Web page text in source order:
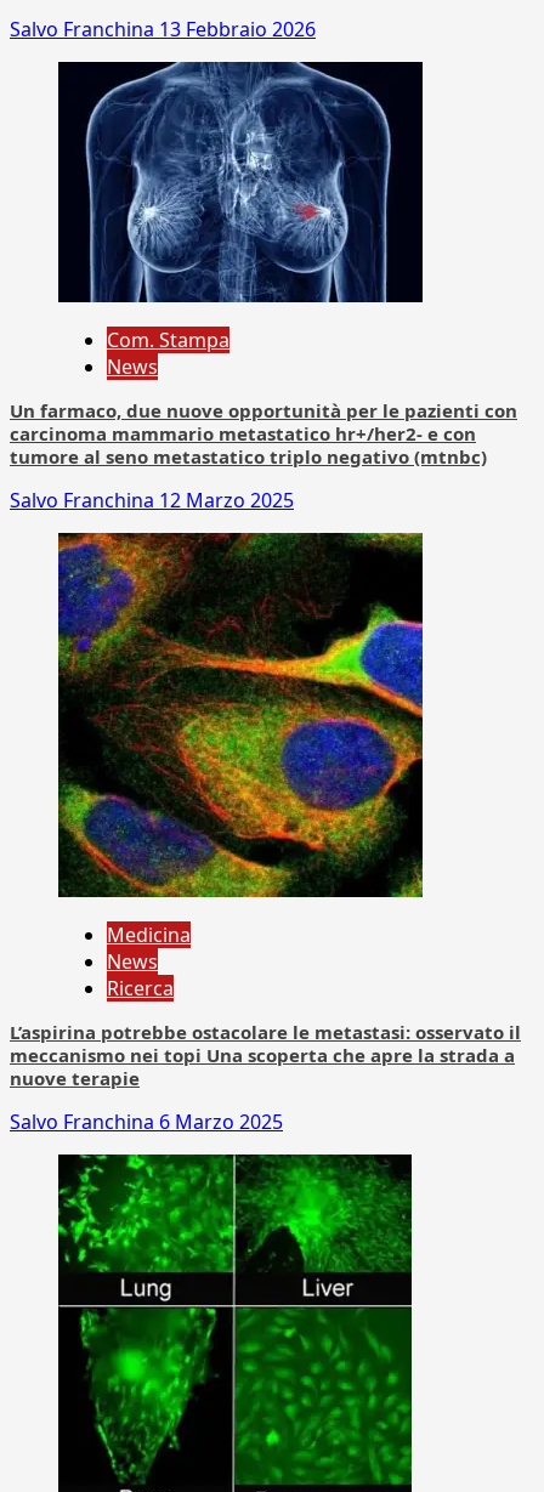
Salvo Franchina 13 Febbraio 2026
Com. Stampa
News
Un farmaco, due nuove opportunità per le pazienti con
carcinoma mammario metastatico hr+/her2- e con
tumore al seno metastatico triplo negativo (mtnbc)
Salvo Franchina 12 Marzo 2025
Medicina
News
Ricerca
L’aspirina potrebbe ostacolare le metastasi: osservato il
meccanismo nei topi Una scoperta che apre la strada a
nuove terapie
Salvo Franchina 6 Marzo 2025